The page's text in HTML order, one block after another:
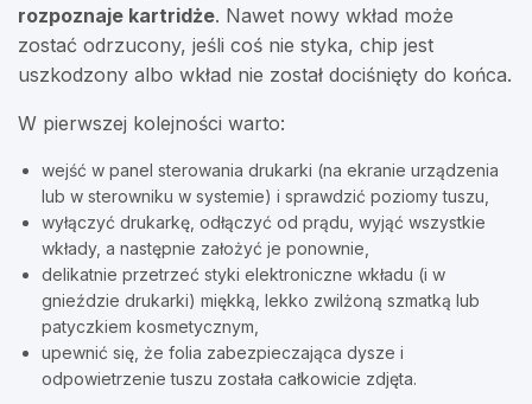
rozpoznaje kartridże. Nawet nowy wkład może
zostać odrzucony, jeśli coś nie styka, chip jest
uszkodzony albo wkład nie został dociśnięty do końca.
W pierwszej kolejności warto:
wejść w panel sterowania drukarki (na ekranie urządzenia
lub w sterowniku w systemie) i sprawdzić poziomy tuszu,
wyłączyć drukarkę, odłączyć od prądu, wyjąć wszystkie
wkłady, a następnie założyć je ponownie,
delikatnie przetrzeć styki elektroniczne wkładu (i w
gnieździe drukarki) miękką, lekko zwilżoną szmatką lub
patyczkiem kosmetycznym,
upewnić się, że folia zabezpieczająca dysze i
odpowietrzenie tuszu została całkowicie zdjęta.